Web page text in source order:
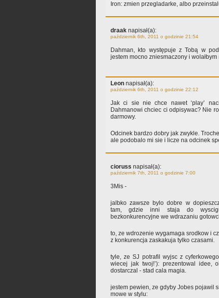
Iron: zmien przegladarke, albo
draak napisał(a):
październik 6th, 2011 o godzinie 21:54
Dahman, kto występuje z Tobą w
jestem mocno zniesmaczony i wolałbym
Leon napisał(a):
październik 6th, 2011 o godzinie 22:12
Jak ci sie nie chce nawet ‘play’
Dahmanowi chciec ci odpisywac? Nie
darmowy.
Odcinek bardzo dobry jak zwykle.
ale podobalo mi sie i licze na odcinek
cioruss napisał(a):
październik 7th, 2011 o godzinie 7:00
3Mis -
jalbko zawsze bylo dobre w
tam, gdzie inni staja do
bezkonkurencyjne we wdrazaniu
to, ze wdrozenie wygamaga srodkow i
z konkurencja zaskakuja tylko czasami.
tyle, ze SJ potrafil wyjsc z
wiecej jak twoj!’): prezentowal idee,
dostarczal - stad cala magia.
jestem pewien, ze gdyby Jobes pojawil
mowe w stylu: